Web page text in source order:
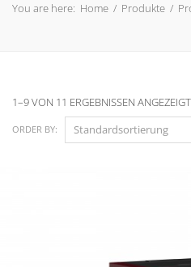
You are here: Home / Produkte /
1–9 VON 11 ERGEBNISSEN ANGEZEIGT
ORDER BY: